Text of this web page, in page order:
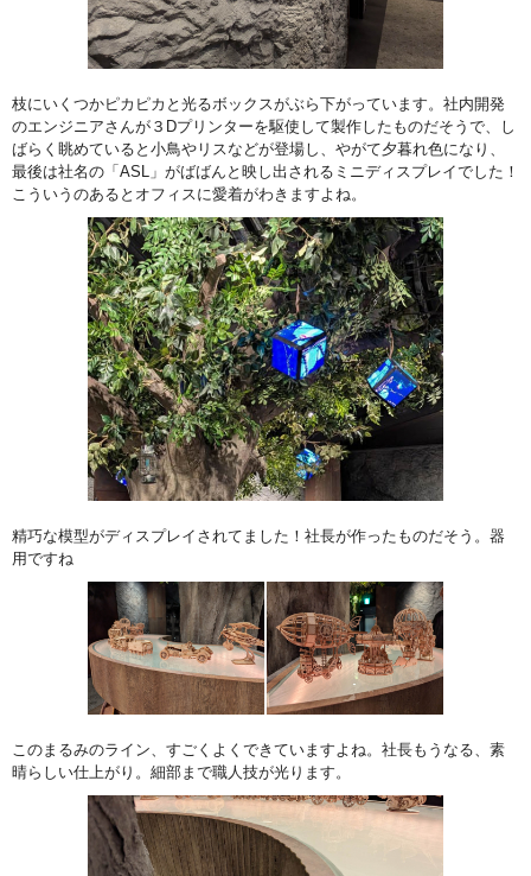
枝にいくつかピカピカと光るボックスがぶら下がっています。社内開発
のエンジニアさんが３Dプリンターを駆使して製作したものだそうで、し
ばらく眺めていると小鳥やリスなどが登場し、やがて夕暮れ色になり、
最後は社名の「ASL」がばばんと映し出されるミニディスプレイでした！
こういうのあるとオフィスに愛着がわきますよね。
精巧な模型がディスプレイされてました！社長が作ったものだそう。器
用ですね
このまるみのライン、すごくよくできていますよね。社長もうなる、素
晴らしい仕上がり。細部まで職人技が光ります。